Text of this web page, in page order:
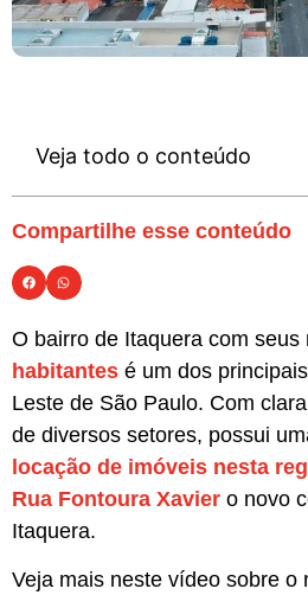
Veja todo o conteúdo
Compartilhe esse conteúdo
O bairro de Itaquera com seus
habitantes é um dos
Leste de São Paulo. Com
de diversos setores, possui
locação de imóveis nesta
Rua Fontoura Xavier o novo
Itaquera.
Veja mais neste vídeo sobre o